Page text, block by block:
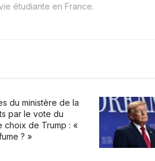
étudiante en France.
du ministère de la
par le vote du
choix de Trump : «
? »